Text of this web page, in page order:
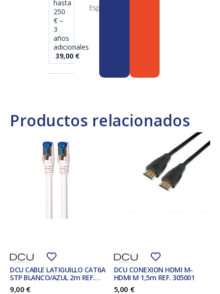
Productos relacionados
DCU CABLE LATIGUILLO CAT6A
STP BLANCO/AZUL 2m REF.
30801230
9,00 €
DCU CONEXION HDMI M-
HDMI M 1,5m REF. 305001
5,00 €
hasta
250
€ –
3
años
adicionales
39,00 €
España